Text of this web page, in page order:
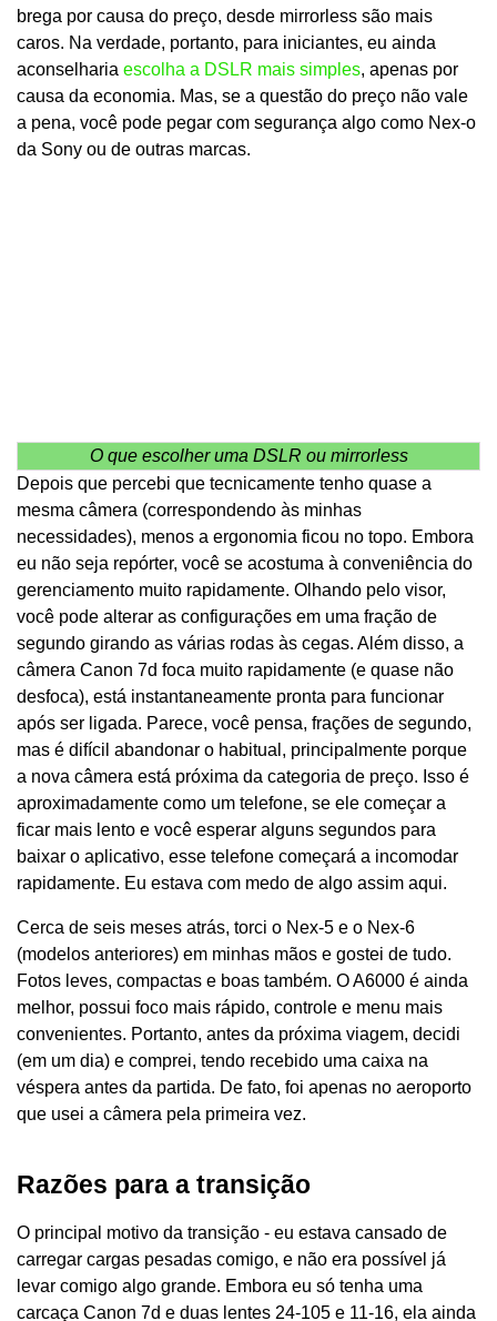
brega por causa do preço, desde mirrorless são mais
caros. Na verdade, portanto, para iniciantes, eu ainda
aconselharia escolha a DSLR mais simples, apenas por
causa da economia. Mas, se a questão do preço não vale
a pena, você pode pegar com segurança algo como Nex-o
da Sony ou de outras marcas.
O que escolher uma DSLR ou mirrorless
Depois que percebi que tecnicamente tenho quase a
mesma câmera (correspondendo às minhas
necessidades), menos a ergonomia ficou no topo. Embora
eu não seja repórter, você se acostuma à conveniência do
gerenciamento muito rapidamente. Olhando pelo visor,
você pode alterar as configurações em uma fração de
segundo girando as várias rodas às cegas. Além disso, a
câmera Canon 7d foca muito rapidamente (e quase não
desfoca), está instantaneamente pronta para funcionar
após ser ligada. Parece, você pensa, frações de segundo,
mas é difícil abandonar o habitual, principalmente porque
a nova câmera está próxima da categoria de preço. Isso é
aproximadamente como um telefone, se ele começar a
ficar mais lento e você esperar alguns segundos para
baixar o aplicativo, esse telefone começará a incomodar
rapidamente. Eu estava com medo de algo assim aqui.
Cerca de seis meses atrás, torci o Nex-5 e o Nex-6
(modelos anteriores) em minhas mãos e gostei de tudo.
Fotos leves, compactas e boas também. O A6000 é ainda
melhor, possui foco mais rápido, controle e menu mais
convenientes. Portanto, antes da próxima viagem, decidi
(em um dia) e comprei, tendo recebido uma caixa na
véspera antes da partida. De fato, foi apenas no aeroporto
que usei a câmera pela primeira vez.
Razões para a transição
O principal motivo da transição - eu estava cansado de
carregar cargas pesadas comigo, e não era possível já
levar comigo algo grande. Embora eu só tenha uma
carcaça Canon 7d e duas lentes 24-105 e 11-16, ela ainda